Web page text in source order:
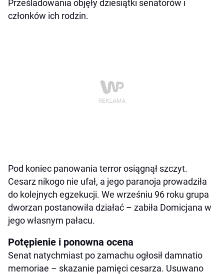
Prześladowania objęły dziesiątki senatorów i
członków ich rodzin.
Pod koniec panowania terror osiągnął szczyt.
Cesarz nikogo nie ufał, a jego paranoja prowadziła
do kolejnych egzekucji. We wrześniu 96 roku grupa
dworzan postanowiła działać – zabiła Domicjana w
jego własnym pałacu.
Potępienie i ponowna ocena
Senat natychmiast po zamachu ogłosił damnatio
memoriae – skazanie pamięci cesarza. Usuwano